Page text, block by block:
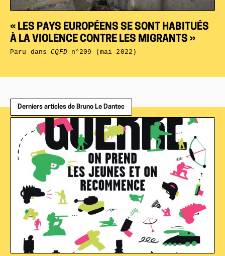
« LES PAYS EUROPÉENS SE SONT HABITUÉS
À LA VIOLENCE CONTRE LES MIGRANTS »
Paru dansCQFDn°209 (mai 2022)
Derniers articles de Bruno Le Dantec